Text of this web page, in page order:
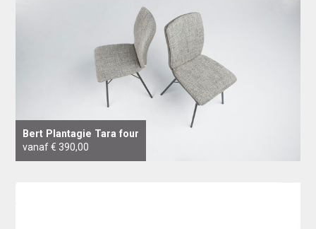
Bert Plantagie Tara four
vanaf € 390,00